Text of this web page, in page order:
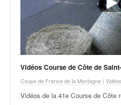
Vidéos Course de Côte de
Coupe de France de la Montagne | Vidéos
Vidéos de la 41e Course de Côte